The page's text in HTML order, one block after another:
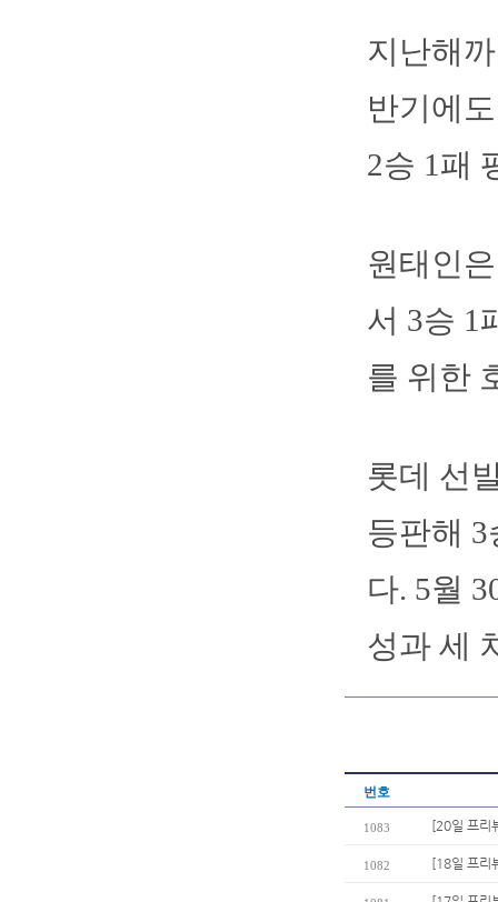
지난해
반기에
2승 1패
원태인
서 3승 1
를 위한
롯데 선
등판해
다. 5월
성과 세
번호
1083 [20일 프리
1082 [18일 프리